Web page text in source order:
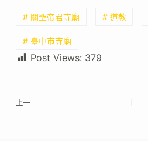
# 關聖帝君寺廟 # 道教
# 臺中市寺廟
Post Views: 379
上一